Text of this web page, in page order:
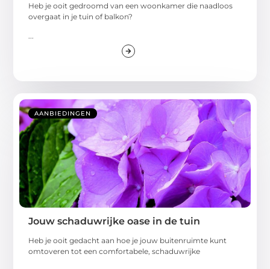
Heb je ooit gedroomd van een woonkamer die naadloos
overgaat in je tuin of balkon?
...
AANBIEDINGEN
Jouw schaduwrijke oase in de tuin
Heb je ooit gedacht aan hoe je jouw buitenruimte kunt
omtoveren tot een comfortabele, schaduwrijke